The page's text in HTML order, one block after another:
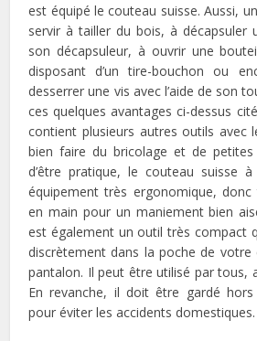
est équipé le couteau suisse. Aussi,
servir à tailler du bois, à décapsuler
son décapsuleur, à ouvrir une
disposant d’un tire-bouchon ou
desserrer une vis avec l’aide de son
ces quelques avantages ci-dessus
contient plusieurs autres outils avec
bien faire du bricolage et de petites
d’être pratique, le couteau suisse à
équipement très ergonomique,
en main pour un maniement bien
est également un outil très compact
discrètement dans la poche de
pantalon. Il peut être utilisé par tous,
En revanche, il doit être gardé hors
pour éviter les accidents domestiques.